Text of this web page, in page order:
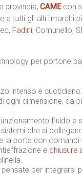
provincia, CAME con
a tutti gli altri marchi
Fadini, Comunello,
per portone
intenso e quotidiano.
ogni dimensione, da
fluido e
sistemi che si
la porta con comandi
e chiusure
per integrarsi